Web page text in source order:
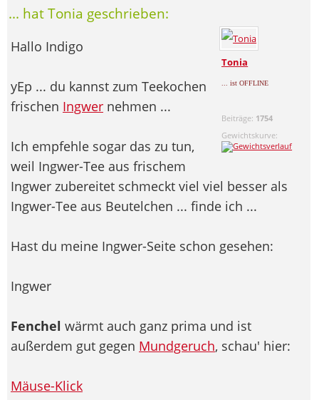
... hat Tonia geschrieben:
Tonia
... ist OFFLINE
Beiträge: 1754
Gewichtskurve:
Hallo Indigo
yEp ... du kannst zum Teekochen
frischen Ingwer nehmen ...
Ich empfehle sogar das zu tun,
weil Ingwer-Tee aus frischem
Ingwer zubereitet schmeckt viel viel besser als
Ingwer-Tee aus Beutelchen ... finde ich ...
Hast du meine Ingwer-Seite schon gesehen:
Ingwer
Fenchel wärmt auch ganz prima und ist
außerdem gut gegen Mundgeruch, schau' hier:
Mäuse-Klick